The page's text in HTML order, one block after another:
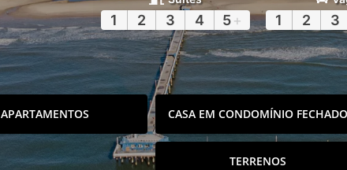
1 2 3 4 5+ 1 2 3
APARTAMENTOS CASA EM CONDOMÍNIO FECHADO
TERRENOS